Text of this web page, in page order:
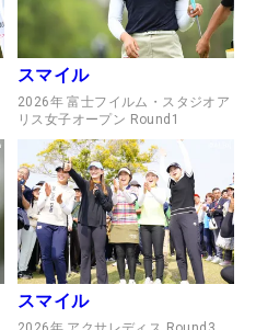
スマイル
2026年 富士フイルム・スタジオア
リス女子オープン Round1
スマイル